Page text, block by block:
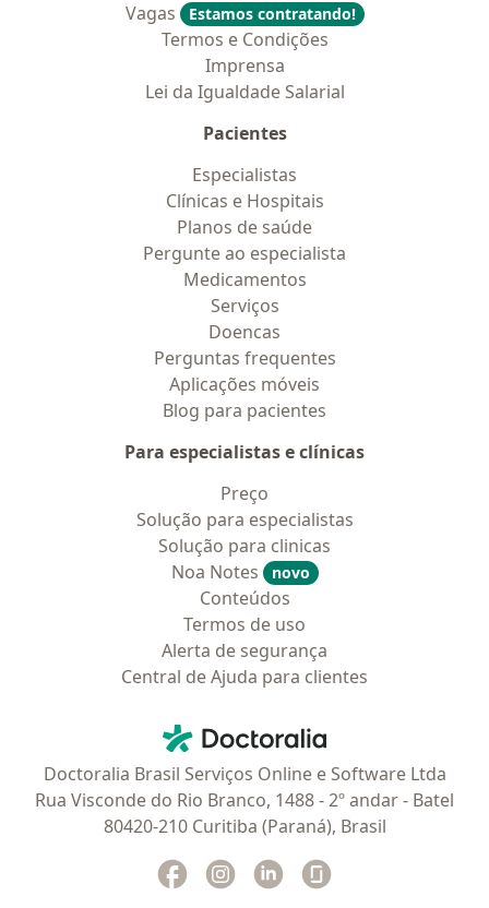
Vagas
Estamos contratando!
Termos e Condições
Imprensa
Lei da Igualdade Salarial
Pacientes
Especialistas
Clínicas e Hospitais
Planos de saúde
Pergunte ao especialista
Medicamentos
Serviços
Doencas
Perguntas frequentes
Aplicações móveis
Blog para pacientes
Para especialistas e clínicas
Preço
Solução para especialistas
Solução para clinicas
Noa Notes
novo
Conteúdos
Termos de uso
Alerta de segurança
Central de Ajuda para clientes
Doctoralia - Homepage
Doctoralia Brasil Serviços Online e Software Ltda
Rua Visconde do Rio Branco, 1488 - 2º andar - Batel
80420-210 Curitiba (Paraná), Brasil
Facebook
abre num novo separador
Instagram
abre num novo separador
Linkedin
abre num novo